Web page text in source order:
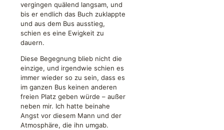
vergingen quälend langsam, und
bis er endlich das Buch zuklappte
und aus dem Bus ausstieg,
schien es eine Ewigkeit zu
dauern.
Diese Begegnung blieb nicht die
einzige, und irgendwie schien es
immer wieder so zu sein, dass es
im ganzen Bus keinen anderen
freien Platz geben würde – außer
neben mir. Ich hatte beinahe
Angst vor diesem Mann und der
Atmosphäre, die ihn umgab.